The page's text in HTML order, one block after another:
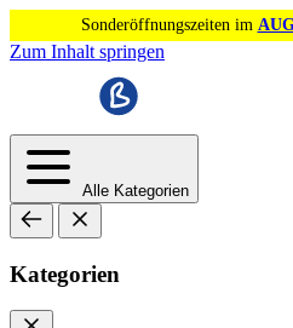
Sonderöffnungszeiten im
Zum Inhalt springen
Alle Kategorien
Kategorien